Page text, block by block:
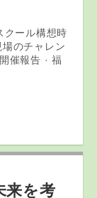
クール構想時
のチャレン
催報告 · 福
来を考